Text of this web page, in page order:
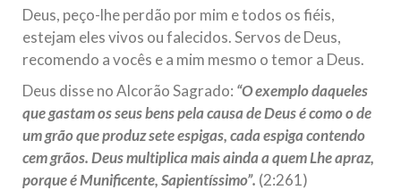
3 DE JULHO DE 2014
Centro Islâmico no Brasil recebe o ex-
ministro das Relações Exteriores da
Na noite da quinta-feira, 03 de Abril, o Centro Islâmico no
Brasil recebeu em sua sede, em São Paulo, o ex-ministro das
Relações Exteriores da República Islâmica do Irã, Sr. Kamal
Kharrazi, que encontra-se visitando
Deus, peço-lhe perdão por mim e todos os fiéis,
estejam eles vivos ou falecidos. Servos de Deus,
recomendo a vocês e a mim mesmo o temor a Deus.
Deus disse no Alcorão Sagrado: “O exemplo daqueles
que gastam os seus bens pela causa de Deus é como o de
um grão que produz sete espigas, cada espiga contendo
cem grãos. Deus multiplica mais ainda a quem Lhe apraz,
porque é Munificente, Sapientíssimo”. (2:261)